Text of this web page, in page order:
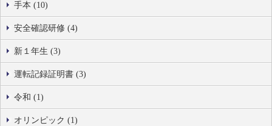
手本 (10)
安全確認研修 (4)
新１年生 (3)
運転記録証明書 (3)
令和 (1)
オリンピック (1)